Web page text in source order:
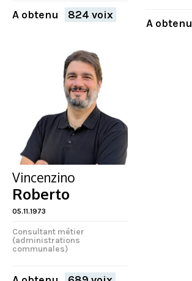
A obtenu 824 voix
A obtenu
Vincenzino
Roberto
05.11.1973
Consultant métier
(administrations
communales)